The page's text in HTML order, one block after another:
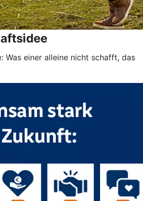
Was einer alleine nicht schafft, das